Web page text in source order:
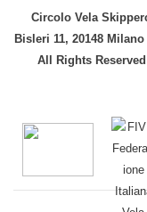
Circolo Vela
Bisleri 11, 20148
All Rights